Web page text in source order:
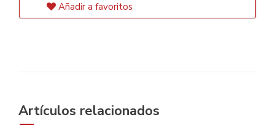
Añadir a favoritos
Artículos relacionados